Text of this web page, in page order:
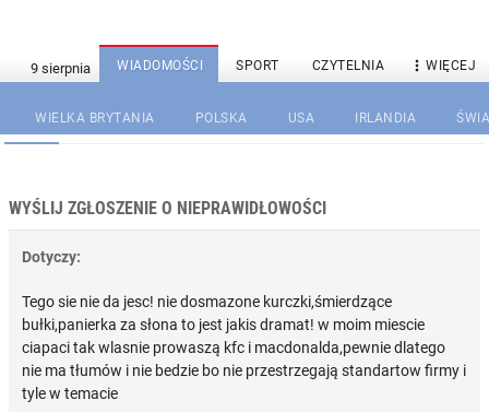
WIADOMOŚCI SPORT CZYTELNIA  WIĘCEJ
WIELKA BRYTANIA POLSKA USA IRLANDIA
WYŚLIJ ZGŁOSZENIE O NIEPRAWIDŁOWOŚCI
Dotyczy:
Tego sie nie da jesc! nie dosmazone kurczki,śmierdzące
bułki,panierka za słona to jest jakis dramat! w moim miescie
ciapaci tak wlasnie prowaszą kfc i macdonalda,pewnie dlatego
nie ma tłumów i nie bedzie bo nie przestrzegają standartow firmy i
tyle w temacie